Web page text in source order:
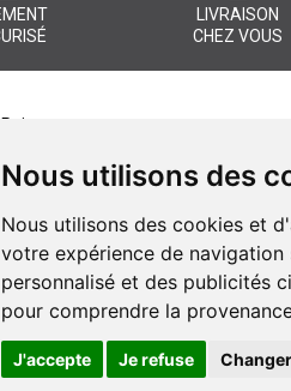
Nous utilisons des
Nous utilisons des cookies et
votre expérience de
personnalisé et des publicités
pour comprendre la
J'accepte Je refuse
LIVRAISON
CHEZ VOUS
Paiement
entièrement sécurisé, quel
Paiement sécurisé et simple